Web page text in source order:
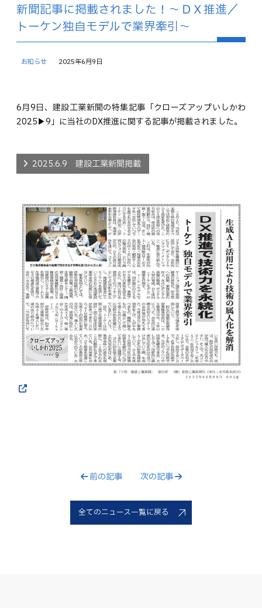
新聞記事に掲載されました！～ＤＸ推進／
トーケン独自モデルで業界牽引～
お知らせ 2025年6月9日
6月9日、建設工業新聞の特集記事「クローズアップいしかわ
2025▶︎9」に当社のDX推進に関する記事が掲載されました。
2025.6.9 建設工業新聞掲載
前の記事 次の記事
全てのニュース一覧に戻る